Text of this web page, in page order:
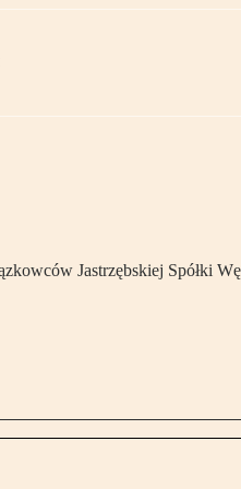
Jastrzębskiej Spółki